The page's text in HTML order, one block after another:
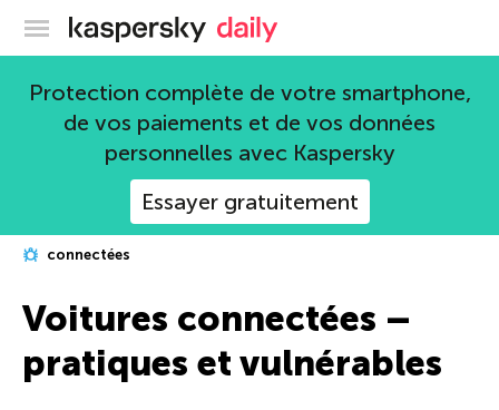
Blog officiel de Kaspersky
Protection complète de votre smartphone,
de vos paiements et de vos données
personnelles avec Kaspersky
Essayer gratuitement
connectées
Voitures connectées –
pratiques et vulnérables